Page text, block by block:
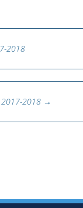
2018
2017-2018 →